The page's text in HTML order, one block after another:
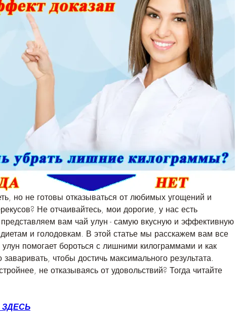
но не готовы отказываться от любимых угощений и
Не отчаивайтесь, мои дорогие, у нас есть
вам чай улун - самую вкусную и эффективную
диетам и голодовкам. В этой статье мы расскажем вам все
помогает бороться с лишними килограммами и как
заваривать, чтобы достичь максимального результата.
не отказываясь от удовольствий? Тогда читайте